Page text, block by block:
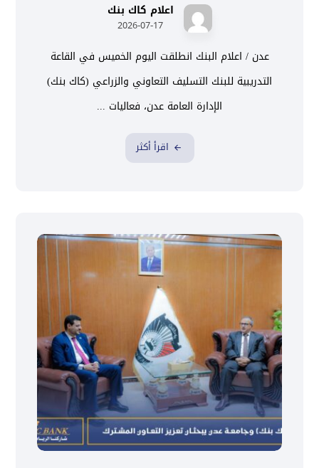
اعلام كاك بنك
2026-07-17
عدن / اعلام البنك انطلقت اليوم الخميس في القاعة
التدريبية للبنك التسليف التعاوني والزراعي (كاك بنك)
الإدارة العامة عدن، فعاليات ...
اقرأ أكثر